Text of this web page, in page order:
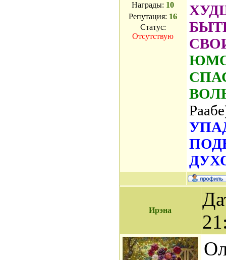
Награды: 10
Репутация: 16
Статус:
Отсутствую
Ирэна